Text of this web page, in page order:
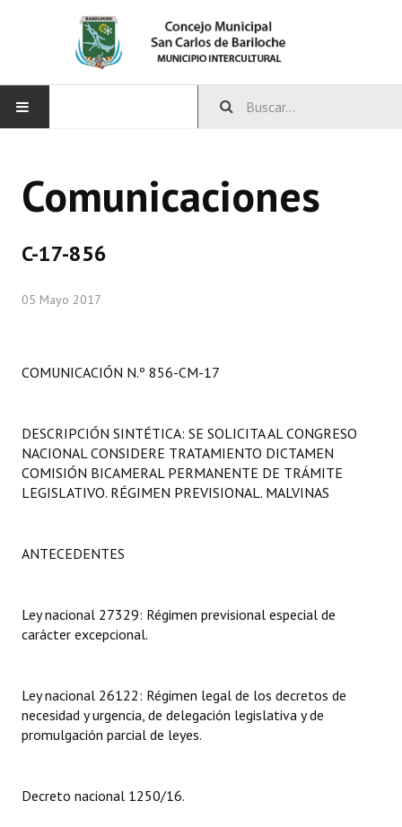
CONCEJO
Comisiones Permanentes
LEGISLACIÓN
Constitución Nacional
Reglamento Interno
DOCUMENTOS
Proyectos Presentados
Comunicaciones
C-17-856
05 Mayo 2017
COMUNICACIÓN N.º 856-CM-17
DESCRIPCIÓN SINTÉTICA: SE SOLICITA AL CONGRESO
NACIONAL CONSIDERE TRATAMIENTO DICTAMEN
COMISIÓN BICAMERAL PERMANENTE DE TRÁMITE
LEGISLATIVO. RÉGIMEN PREVISIONAL. MALVINAS
ANTECEDENTES
Ley nacional 27329: Régimen previsional especial de
carácter excepcional.
Ley nacional 26122: Régimen legal de los decretos de
necesidad y urgencia, de delegación legislativa y de
promulgación parcial de leyes.
Decreto nacional 1250/16.